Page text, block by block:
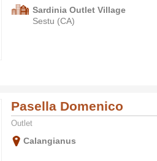
Sardinia Outlet Village
Sestu (CA)
Pasella Domenico
Outlet
Calangianus